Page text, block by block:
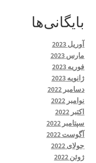
بایگانی‌ها
آوریل 2023
مارس 2023
فوریه 2023
ژانویه 2023
دسامبر 2022
نوامبر 2022
اکتبر 2022
سپتامبر 2022
آگوست 2022
جولای 2022
ژوئن 2022